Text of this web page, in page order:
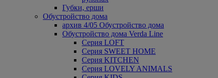
Губки, ерши
Обустройство дома
архив 4/05 Обустройство дома
Обустройство дома Verda Line
Серия LOFT
Серия SWEET HOME
Серия KITCHEN
Серия LOVELY ANIMALS